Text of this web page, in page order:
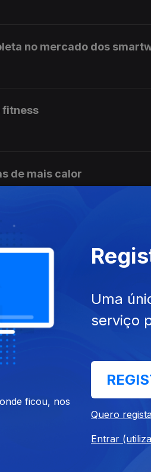
no mercado dos
fitness
de mais calor
os dias mais quentes
50 Ultra
da marca chinesa
ficou, nos
Uma
serviço
Quero
Entrar